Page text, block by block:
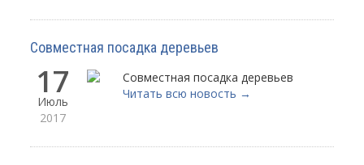
Совместная посадка деревьев
17
Июль
2017
Совместная посадка деревьев
Читать всю новость →